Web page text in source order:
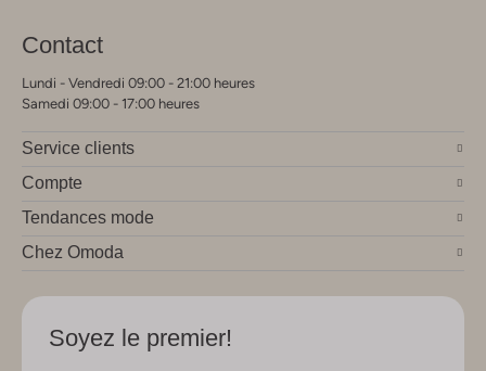
Contact
Lundi - Vendredi 09:00 - 21:00 heures
Samedi 09:00 - 17:00 heures
Service clients
Compte
Tendances mode
Chez Omoda
Soyez le premier!